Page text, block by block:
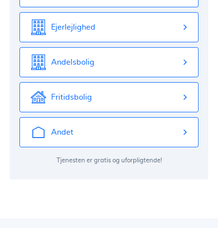
Ejerlejlighed
Andelsbolig
Fritidsbolig
Andet
Tjenesten er gratis og uforpligtende!